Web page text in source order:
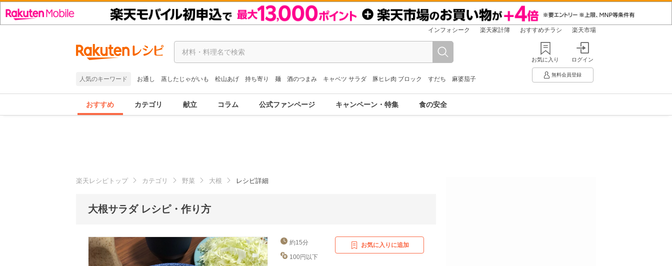
インフォシーク 楽天家計簿 おすすめチラシ 楽天市場
人気のキーワード お通し 蒸したじゃがいも 松山あげ 持ち寄り 麺 酒のつまみ キャベツ サラダ 豚ヒレ肉 ブロック すだち 麻婆茄子
お気に入り ログイン
無料会員登録
おすすめ カテゴリ 献立 コラム 公式ファンページ キャンペーン・特集 食の安全
楽天レシピトップ カテゴリ 野菜 大根 レシピ詳細
大根サラダ レシピ・作り方
約15分
100円以下
お気に入りに追加